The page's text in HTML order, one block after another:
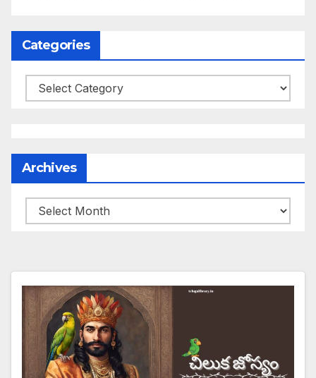
Categories
Categories
Archives
Archives